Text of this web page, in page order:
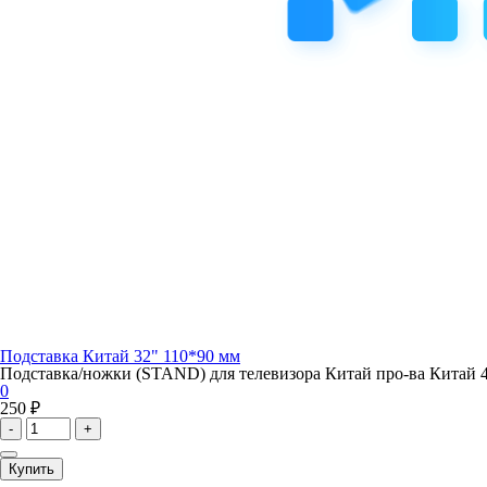
Подставка Китай 32" 110*90 мм
Подставка/ножки (STAND) для телевизора Китай про-ва Китай
0
250 ₽
- +
Купить